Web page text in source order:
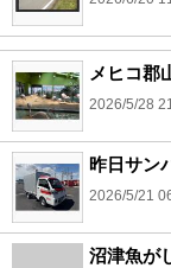
メヒコ郡
2026/5/28
昨日サン
2026/5/21
沼津魚が